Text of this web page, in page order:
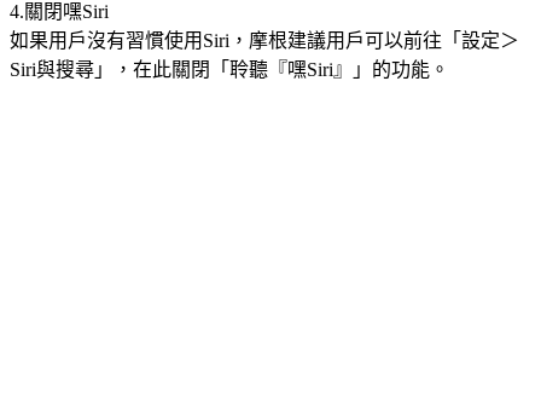
4.關閉嘿Siri
如果用戶沒有習慣使用Siri，摩根建議用戶可以前往「設定＞
Siri與搜尋」，在此關閉「聆聽『嘿Siri』」的功能。